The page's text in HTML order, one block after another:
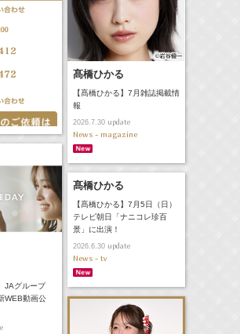
髙橋ひかる
【髙橋ひかる】7月雑誌掲載情
報
2026.7.30update
News - magazine
JAグループ
WEB動画公
髙橋ひかる
【髙橋ひかる】7月5日（日）
テレビ朝日「ナニコレ珍百
景」に出演！
2026.6.30update
News - tv